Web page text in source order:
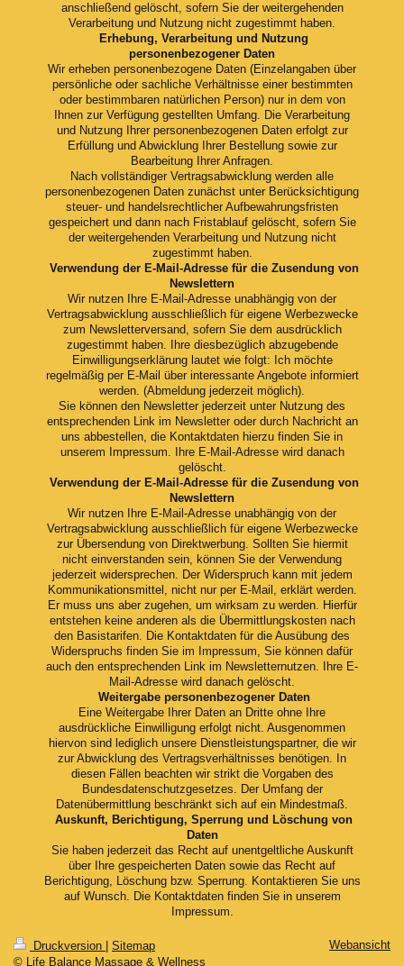
anschließend gelöscht, sofern Sie der weitergehenden
Verarbeitung und Nutzung nicht zugestimmt haben.
Erhebung, Verarbeitung und Nutzung
personenbezogener Daten
Wir erheben personenbezogene Daten (Einzelangaben über
persönliche oder sachliche Verhältnisse einer bestimmten
oder bestimmbaren natürlichen Person) nur in dem von
Ihnen zur Verfügung gestellten Umfang. Die Verarbeitung
und Nutzung Ihrer personenbezogenen Daten erfolgt zur
Erfüllung und Abwicklung Ihrer Bestellung sowie zur
Bearbeitung Ihrer Anfragen.
Nach vollständiger Vertragsabwicklung werden alle
personenbezogenen Daten zunächst unter Berücksichtigung
steuer- und handelsrechtlicher Aufbewahrungsfristen
gespeichert und dann nach Fristablauf gelöscht, sofern Sie
der weitergehenden Verarbeitung und Nutzung nicht
zugestimmt haben.
Verwendung der E-Mail-Adresse für die Zusendung von
Newslettern
Wir nutzen Ihre E-Mail-Adresse unabhängig von der
Vertragsabwicklung ausschließlich für eigene Werbezwecke
zum Newsletterversand, sofern Sie dem ausdrücklich
zugestimmt haben. Ihre diesbezüglich abzugebende
Einwilligungserklärung lautet wie folgt: Ich möchte
regelmäßig per E-Mail über interessante Angebote informiert
werden. (Abmeldung jederzeit möglich).
Sie können den Newsletter jederzeit unter Nutzung des
entsprechenden Link im Newsletter oder durch Nachricht an
uns abbestellen, die Kontaktdaten hierzu finden Sie in
unserem Impressum. Ihre E-Mail-Adresse wird danach
gelöscht.
Verwendung der E-Mail-Adresse für die Zusendung von
Newslettern
Wir nutzen Ihre E-Mail-Adresse unabhängig von der
Vertragsabwicklung ausschließlich für eigene Werbezwecke
zur Übersendung von Direktwerbung. Sollten Sie hiermit
nicht einverstanden sein, können Sie der Verwendung
jederzeit widersprechen. Der Widerspruch kann mit jedem
Kommunikationsmittel, nicht nur per E-Mail, erklärt werden.
Er muss uns aber zugehen, um wirksam zu werden. Hierfür
entstehen keine anderen als die Übermittlungskosten nach
den Basistarifen. Die Kontaktdaten für die Ausübung des
Widerspruchs finden Sie im Impressum, Sie können dafür
auch den entsprechenden Link im Newsletternutzen. Ihre E-
Mail-Adresse wird danach gelöscht.
Weitergabe personenbezogener Daten
Eine Weitergabe Ihrer Daten an Dritte ohne Ihre
ausdrückliche Einwilligung erfolgt nicht. Ausgenommen
hiervon sind lediglich unsere Dienstleistungspartner, die wir
zur Abwicklung des Vertragsverhältnisses benötigen. In
diesen Fällen beachten wir strikt die Vorgaben des
Bundesdatenschutzgesetzes. Der Umfang der
Datenübermittlung beschränkt sich auf ein Mindestmaß.
Auskunft, Berichtigung, Sperrung und Löschung von
Daten
Sie haben jederzeit das Recht auf unentgeltliche Auskunft
über Ihre gespeicherten Daten sowie das Recht auf
Berichtigung, Löschung bzw. Sperrung. Kontaktieren Sie uns
auf Wunsch. Die Kontaktdaten finden Sie in unserem
Impressum.
Druckversion
Sitemap
© Life Balance Massage & Wellness
Webansicht